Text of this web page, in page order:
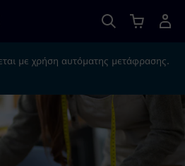
με χρήση αυτόματης μετάφρασης.